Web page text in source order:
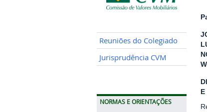
Reuniões do Colegiado
Jurisprudência CVM
NORMAS E ORIENTAÇÕES
E